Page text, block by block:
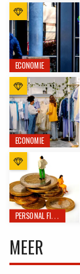
ECONOMIE
ECONOMIE
PERSONAL FINANCE
MEER